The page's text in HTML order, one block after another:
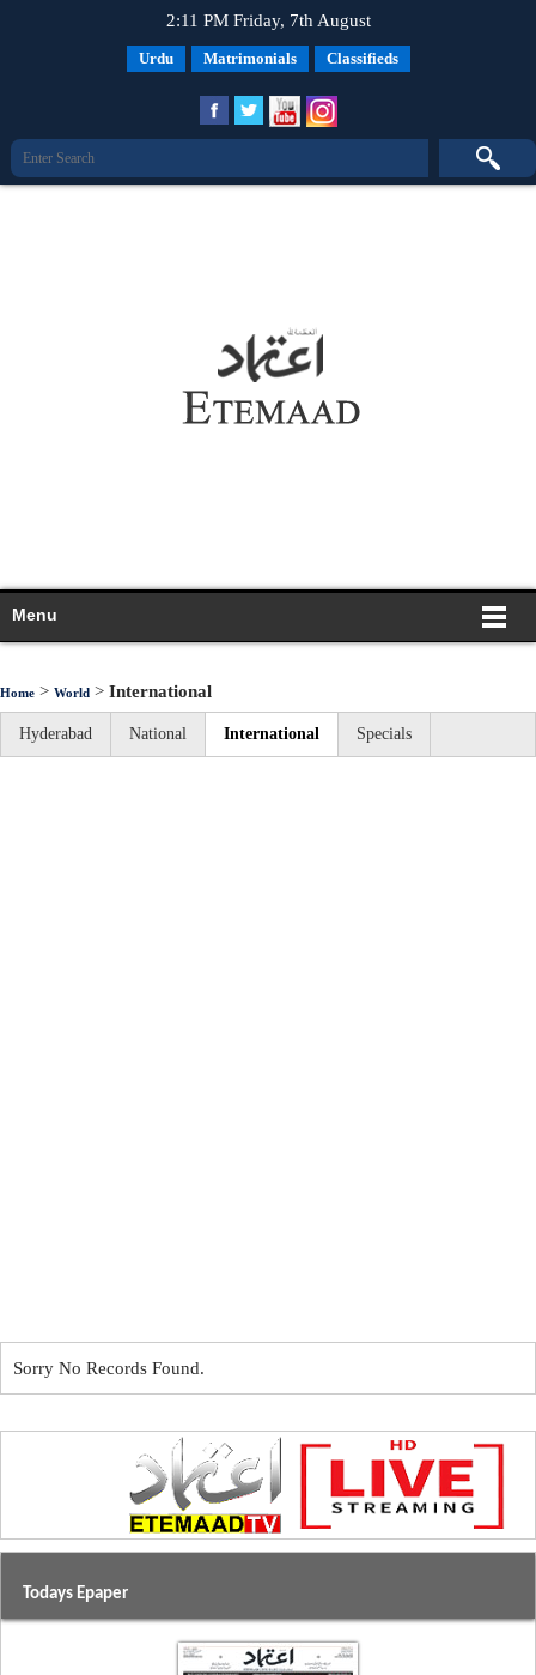
2:11 PM Friday, 7th August
Urdu Matrimonials Classifieds
Menu
Home > World > International
Hyderabad National International Specials
Sorry No Records Found.
Todays Epaper